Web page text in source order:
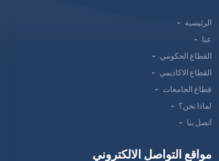
الرئيسية
عنا
القطاع الحكومي
القطاع الاكاديمي
قطاع الجامعات
لماذا نحن؟
اتصل بنا
مواقع التواصل الالكتروني